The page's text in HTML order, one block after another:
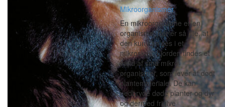
Mikroorganismer
En mikroorganisme er en
organisme, der er så lille, at
den kun kan ses i et
mikroskop. I jorden findes et
væld af små mikro-
organismer, som lever af dødt
plantemateriale. De kan
nedbryde døde planter og dyr
og dermed frigive